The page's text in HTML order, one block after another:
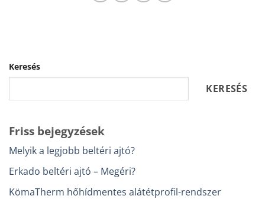
Keresés
KERESÉS
Friss bejegyzések
Melyik a legjobb beltéri ajtó?
Erkado beltéri ajtó – Megéri?
KömaTherm hőhídmentes alátétprofil-rendszer